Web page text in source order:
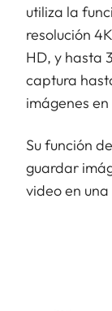
utiliza la
resolución
HD, y hasta
captura
imágenes
Su función
guardar
video en